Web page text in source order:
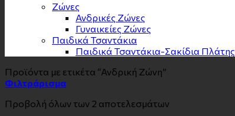
Zώνες
Ανδρικές Ζώνες
Γυναικείες Ζώνες
Παιδικά Τσαντάκια
Παιδικά Τσαντάκια-Σακίδια Πλάτης
Προϊόντα με ετικέτα “Ανδρική Ζώνη”
Φιλτράρισμα
Προβολή όλων των 2 αποτελεσμάτων